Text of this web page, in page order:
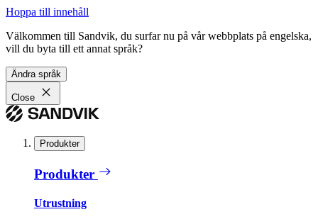
Hoppa till innehåll
Välkommen till Sandvik, du surfar nu på vår webbplats på engelska,
vill du byta till ett annat språk?
Ändra språk
Close
Produkter
Produkter
Utrustning